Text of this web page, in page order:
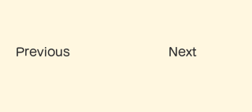
Previous Next